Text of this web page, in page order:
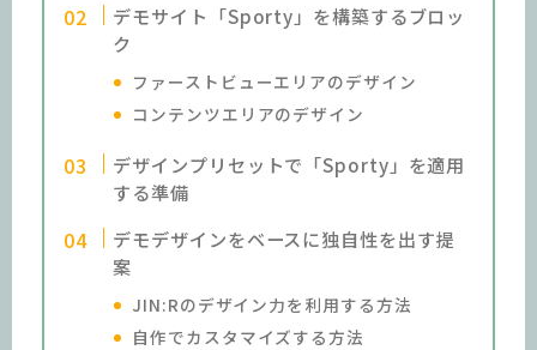
デモサイト「Sporty」を構築するブロッ
ク
ファーストビューエリアのデザイン
コンテンツエリアのデザイン
デザインプリセットで「Sporty」を適用
する準備
デモデザインをベースに独自性を出す提
案
JIN:Rのデザイン力を利用する方法
自作でカスタマイズする方法